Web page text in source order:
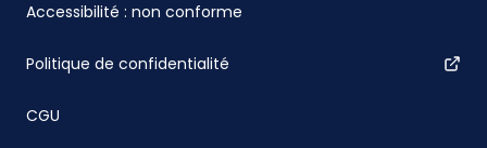
Accessibilité : non conforme
Politique de confidentialité
CGU